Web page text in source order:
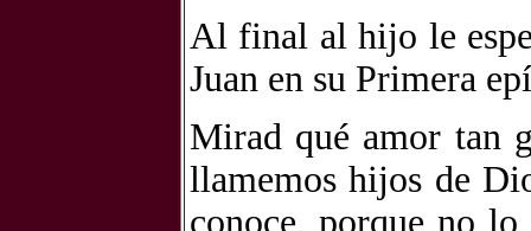
Al final al hijo le
Juan en su Primera
Mirad qué amor tan
llamemos hijos de
conoce, porque no